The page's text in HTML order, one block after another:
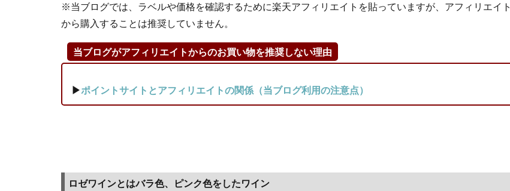
をし
たワ
イン
1.2
クレ
タと
ンボ
※当ブログでは、ラベルや価格を確認するために楽天アフィリエイトを貼っていますが、アフィリエイト
から購入することは推奨していません。
当ブログがアフィリエイトからのお買い物を推奨しない理由
▶ポイントサイトとアフィリエイトの関係（当ブログ利用の注意点）
ロゼワインとはバラ色、ピンク色をしたワイン